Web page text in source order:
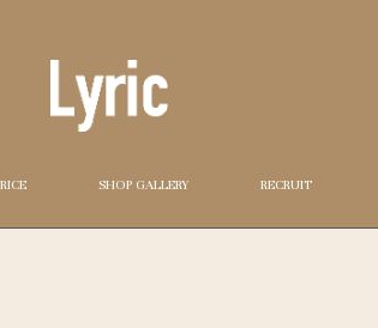
SHOP GALLERY RECRUIT